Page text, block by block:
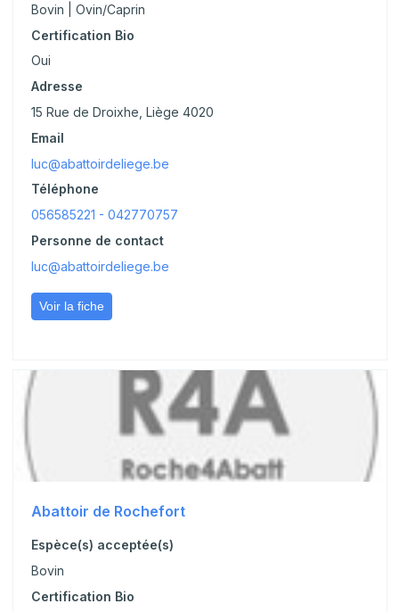
Bovin | Ovin/Caprin
Certification Bio
Oui
Adresse
15 Rue de Droixhe, Liège 4020
Email
luc@abattoirdeliege.be
Téléphone
056585221 - 042770757
Personne de contact
luc@abattoirdeliege.be
Voir la fiche
Abattoir de Rochefort
Espèce(s) acceptée(s)
Bovin
Certification Bio